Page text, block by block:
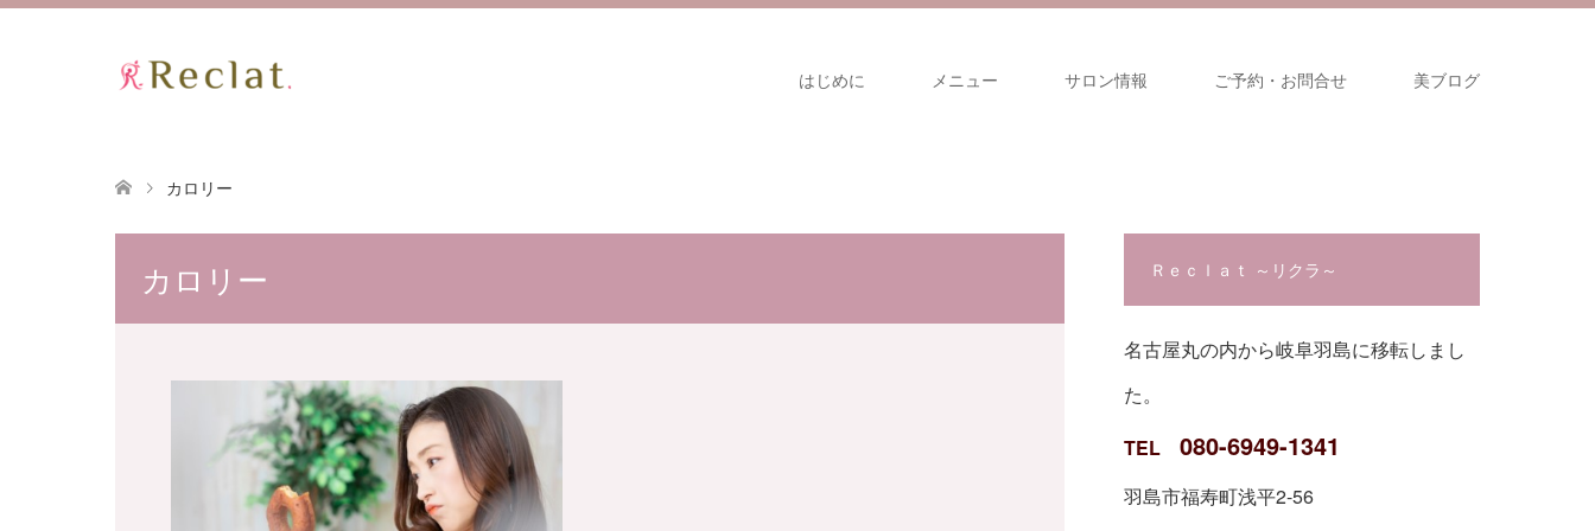
はじめに メニュー サロン情報 ご予約・お問合せ 美ブログ
カロリー
カロリー Ｒｅｃｌａｔ ～リクラ～
名古屋丸の内から岐阜羽島に移転しまし
た。
TEL
080-6949-1341
羽島市福寿町浅平2-56